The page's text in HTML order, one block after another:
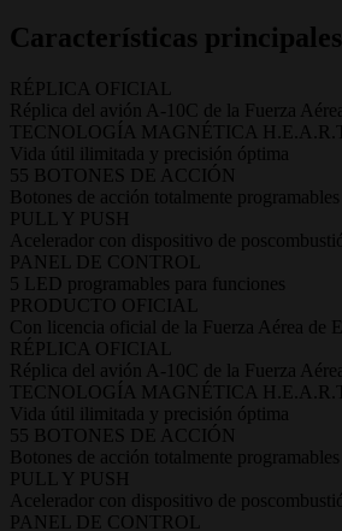
Características principales
RÉPLICA OFICIAL
Réplica del avión A-10C de la Fuerza
TECNOLOGÍA MAGNÉTICA H.E.A.R.T
Vida útil ilimitada y precisión óptima
55 BOTONES DE ACCIÓN
Botones de acción totalmente programables
PULL Y PUSH
Acelerador con dispositivo de
PANEL DE CONTROL
5 LED programables para funciones
PRODUCTO OFICIAL
Con licencia oficial de la Fuerza Aérea de
RÉPLICA OFICIAL
Réplica del avión A-10C de la Fuerza
TECNOLOGÍA MAGNÉTICA H.E.A.R.T
Vida útil ilimitada y precisión óptima
55 BOTONES DE ACCIÓN
Botones de acción totalmente programables
PULL Y PUSH
Acelerador con dispositivo de
PANEL DE CONTROL